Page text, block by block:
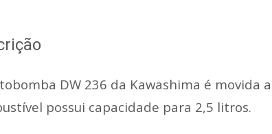
DW 236 da Kawashima é movida
possui capacidade para 2,5 litros.